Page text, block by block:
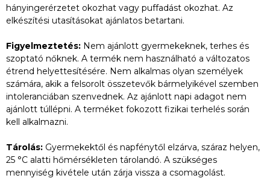
hányingerérzetet okozhat vagy puffadást okozhat. Az
elkészítési utasításokat ajánlatos betartani.
Figyelmeztetés: Nem ajánlott gyermekeknek, terhes és
szoptató nőknek. A termék nem használható a változatos
étrend helyettesítésére. Nem alkalmas olyan személyek
számára, akik a felsorolt összetevők bármelyikével szemben
intoleranciában szenvednek. Az ajánlott napi adagot nem
ajánlott túllépni. A terméket fokozott fizikai terhelés során
kell alkalmazni.
Tárolás: Gyermekektől és napfénytől elzárva, száraz helyen,
25 °C alatti hőmérsékleten tárolandó. A szükséges
mennyiség kivétele után zárja vissza a csomagolást.